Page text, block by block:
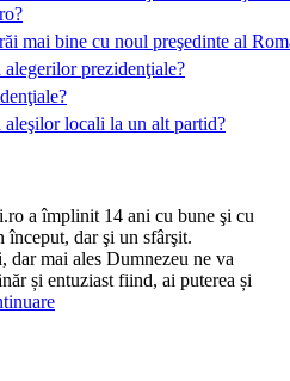
mai bine cu noul preşedinte al
prezidenţiale?
locali la un alt partid?
a împlinit 14 ani cu bune şi cu
început, dar şi un sfârşit.
dar mai ales Dumnezeu ne va
și entuziast fiind, ai puterea și